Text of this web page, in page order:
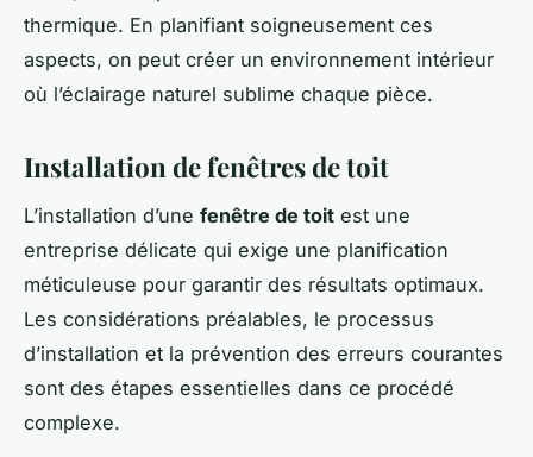
thermique. En planifiant soigneusement ces
aspects, on peut créer un environnement intérieur
où l’éclairage naturel sublime chaque pièce.
Installation de fenêtres de toit
L’installation d’une fenêtre de toit est une
entreprise délicate qui exige une planification
méticuleuse pour garantir des résultats optimaux.
Les considérations préalables, le processus
d’installation et la prévention des erreurs courantes
sont des étapes essentielles dans ce procédé
complexe.